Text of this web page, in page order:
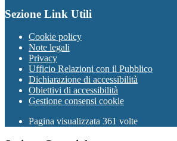
Sezione Link Utili
Cookie policy
Note legali
Privacy
Ufficio Relazioni con il Pubblico
Dichiarazione di accessibilità
Obiettivi di accessibilità
Gestione consensi cookie
Pagina visualizzata 361 volte